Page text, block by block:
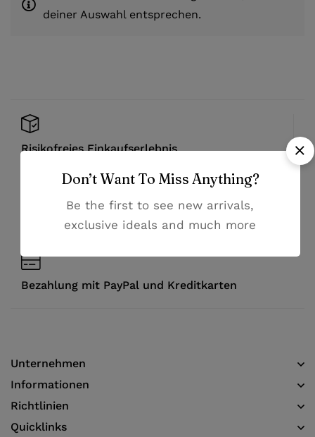
deiner Auswahl entsprechen.
Risikofreies Einkaufserlebnis
Hochwertige Qualität zu günstigen Preisen
Hilfsbereiter Kundenservice
Bezahlung mit PayPal und Kreditkarten
Unternehmen
Informationen​
Richtlinien
Quicklinks
Don’t Want To Miss Anything?
Be the first to see new arrivals,
exclusive ideals and much more